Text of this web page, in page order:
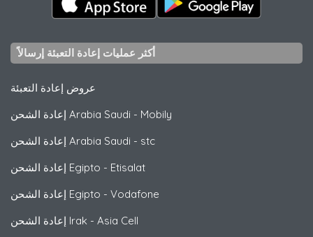
أكثر عمليات إعادة التعبئة إرسالاً
عروض إعادة التعبئة
إعادة الشحن Arabia Saudi - Mobily
إعادة الشحن Arabia Saudi - stc
إعادة الشحن Egipto - Etisalat
إعادة الشحن Egipto - Vodafone
إعادة الشحن Irak - Asia Cell